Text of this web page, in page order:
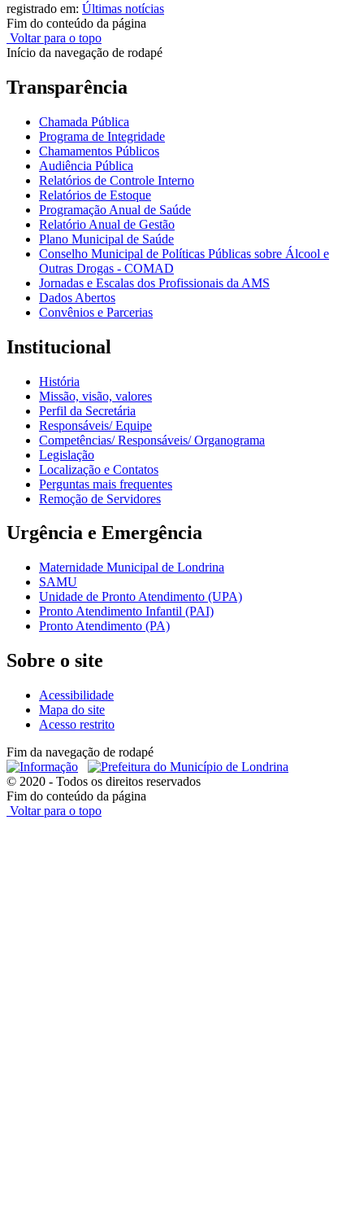
registrado em: Últimas notícias
Fim do conteúdo da página
Voltar para o topo
Início da navegação de rodapé
Transparência
Chamada Pública
Programa de Integridade
Chamamentos Públicos
Audiência Pública
Relatórios de Controle Interno
Relatórios de Estoque
Programação Anual de Saúde
Relatório Anual de Gestão
Plano Municipal de Saúde
Conselho Municipal de Políticas Públicas sobre Álcool e
Outras Drogas - COMAD
Jornadas e Escalas dos Profissionais da AMS
Dados Abertos
Convênios e Parcerias
Institucional
História
Missão, visão, valores
Perfil da Secretária
Responsáveis/ Equipe
Competências/ Responsáveis/ Organograma
Legislação
Localização e Contatos
Perguntas mais frequentes
Remoção de Servidores
Urgência e Emergência
Maternidade Municipal de Londrina
SAMU
Unidade de Pronto Atendimento (UPA)
Pronto Atendimento Infantil (PAI)
Pronto Atendimento (PA)
Sobre o site
Acessibilidade
Mapa do site
Acesso restrito
Fim da navegação de rodapé
© 2020 - Todos os direitos reservados
Fim do conteúdo da página
Voltar para o topo